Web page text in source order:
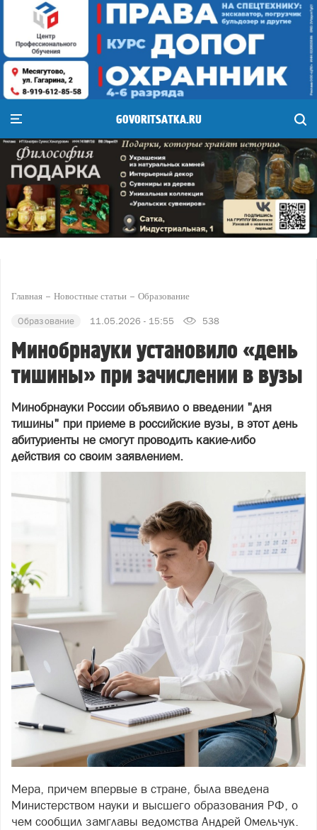
GOVORITSATKA.RU
Главная Новостные статьи Образование
Образование 11.05.2026 - 15:55 538
Минобрнауки установило «день
тишины» при зачислении в вузы
Минобрнауки России объявило о введении "дня
тишины" при приеме в российские вузы, в этот день
абитуриенты не смогут проводить какие-либо
действия со своим заявлением.
Мера, причем впервые в стране, была введена
Министерством науки и высшего образования РФ, о
чем сообщил замглавы ведомства Андрей Омельчук.